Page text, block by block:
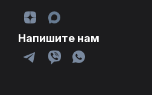
Напишите нам